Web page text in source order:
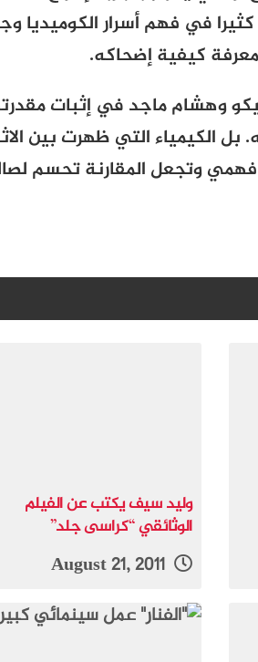
في فهم أسرار الكوميديا
كيفية إضحاكه.
وهشام ماجد في إثبات
الكيمياء التي ظهرت بين
وتجعل المقارنة تحسم
وليد سيف يكتب عن الفيلم
الوثائقي “كراسى جلد”
August 21, 2011